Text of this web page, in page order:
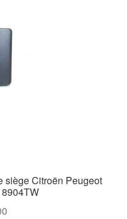
siège Citroën Peugeot